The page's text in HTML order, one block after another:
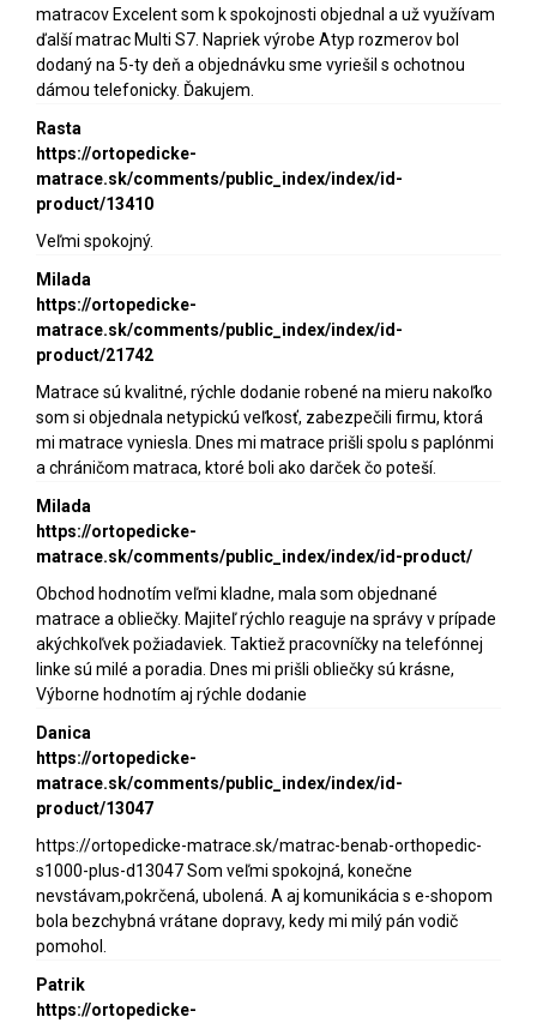
matracov Excelent som k spokojnosti objednal a už využívam
ďalší matrac Multi S7. Napriek výrobe Atyp rozmerov bol
dodaný na 5-ty deň a objednávku sme vyriešil s ochotnou
dámou telefonicky. Ďakujem.
Rasta
https://ortopedicke-
matrace.sk/comments/public_index/index/id-
product/13410
Veľmi spokojný.
Milada
https://ortopedicke-
matrace.sk/comments/public_index/index/id-
product/21742
Matrace sú kvalitné, rýchle dodanie robené na mieru nakoľko
som si objednala netypickú veľkosť, zabezpečili firmu, ktorá
mi matrace vyniesla. Dnes mi matrace prišli spolu s paplónmi
a chráničom matraca, ktoré boli ako darček čo poteší.
Milada
https://ortopedicke-
matrace.sk/comments/public_index/index/id-product/
Obchod hodnotím veľmi kladne, mala som objednané
matrace a obliečky. Majiteľ rýchlo reaguje na správy v prípade
akýchkoľvek požiadaviek. Taktiež pracovníčky na telefónnej
linke sú milé a poradia. Dnes mi prišli obliečky sú krásne,
Výborne hodnotím aj rýchle dodanie
Danica
https://ortopedicke-
matrace.sk/comments/public_index/index/id-
product/13047
https://ortopedicke-matrace.sk/matrac-benab-orthopedic-
s1000-plus-d13047 Som veľmi spokojná, konečne
nevstávam,pokrčená, ubolená. A aj komunikácia s e-shopom
bola bezchybná vrátane dopravy, kedy mi milý pán vodič
pomohol.
Patrik
https://ortopedicke-